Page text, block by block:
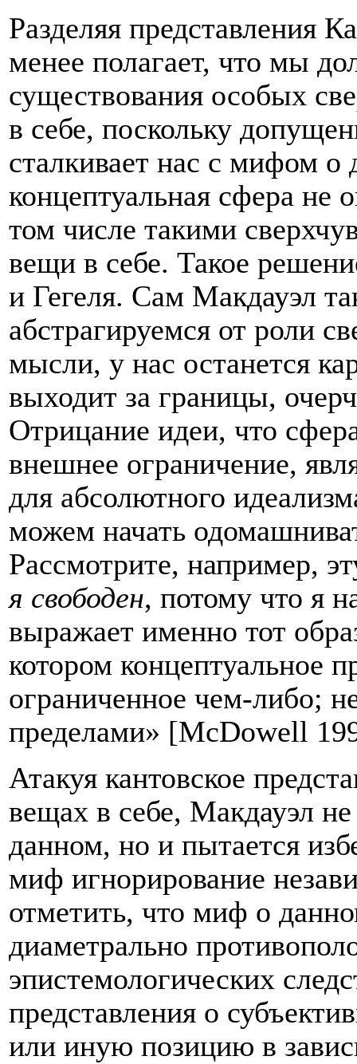
Разделяя представления
менее полагает, что мы
существования особых
в себе, поскольку
сталкивает нас с мифом
концептуальная сфера не
том числе такими
вещи в себе. Такое
и Гегеля. Сам Макдауэл
абстрагируемся от роли
мысли, у нас останется
выходит за границы,
Отрицание идеи, что
внешнее ограничение,
для абсолютного
можем начать
Рассмотрите, например,
я свободен, потому что я
выражает именно тот
котором концептуальное
ограниченное чем-либо;
пределами» [McDowell
Атакуя кантовское
вещах в себе, Макдауэл
данном, но и пытается
миф игнорирование
отметить, что миф о
диаметрально
эпистемологических
представления о
или иную позицию в